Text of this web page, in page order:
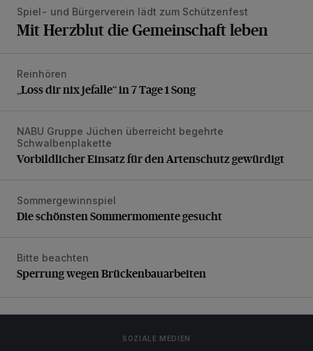
Spiel- und Bürgerverein lädt zum Schützenfest
Mit Herzblut die Gemeinschaft leben
„Loss dir nix jefalle“ in 7 Tage 1 Song
Reinhören
„Loss dir nix jefalle“ in 7 Tage 1 Song
Vorbildlicher Einsatz für den Artenschutz gewürdigt
NABU Gruppe Jüchen überreicht begehrte
Schwalbenplakette
Vorbildlicher Einsatz für den Artenschutz gewürdigt
Die schönsten Sommermomente gesucht
Sommergewinnspiel
Die schönsten Sommermomente gesucht
Sperrung wegen Brückenbauarbeiten
Bitte beachten
Sperrung wegen Brückenbauarbeiten
SOZIALE MEDIEN